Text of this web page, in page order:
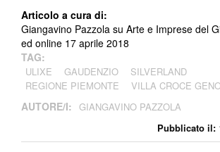
Pubblicato il:
Articolo a cura di:
Giangavino Pazzola su Arte e Imprese del
ed online 17 aprile 2018
TAG:
ULIXE GAUDENZIO
SILVERLAND
REGIONE PIEMONTE
VILLA CROCE
AUTORE/I: GIANGAVINO PAZZOLA